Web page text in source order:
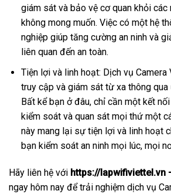
giám sát và bảo vệ cơ quan khỏi các
không mong muốn. Việc có một hệ
nghiệp giúp tăng cường an ninh và
liên quan đến an toàn.
Tiện lợi và linh hoạt: Dịch vụ
truy cập và giám sát từ xa thông
Bất kể bạn ở đâu, chỉ cần một kết
kiểm soát và quan sát mọi thứ một
này mang lại sự tiện lợi và linh hoạt
bạn kiểm soát an ninh mọi lúc, mọi
Hãy liên hệ với https://lapwifiviettel.vn
ngay hôm nay để trải nghiệm dịch vụ